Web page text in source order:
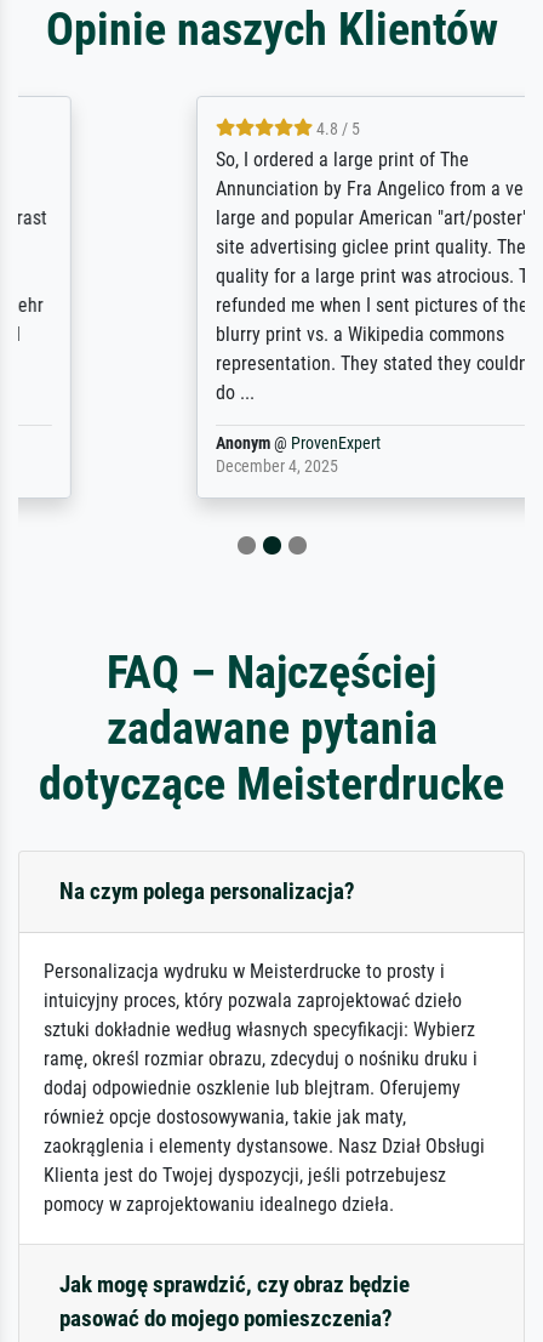
Opinie naszych Klientów
4.8 / 5
So, I ordered a large print of The
Annunciation by Fra Angelico from a very
large and popular American "art/poster"
site advertising giclee print quality. The
quality for a large print was atrocious. They
refunded me when I sent pictures of the
blurry print vs. a Wikipedia commons
representation. They stated they couldn't
ProvenExpert
December 4, 2025
FAQ – Najczęściej
zadawane pytania
dotyczące Meisterdrucke
Na czym polega personalizacja?
Personalizacja wydruku w Meisterdrucke to prosty i
intuicyjny proces, który pozwala zaprojektować dzieło
sztuki dokładnie według własnych specyfikacji: Wybierz
ramę, określ rozmiar obrazu, zdecyduj o nośniku druku i
dodaj odpowiednie oszklenie lub blejtram. Oferujemy
również opcje dostosowywania, takie jak maty,
zaokrąglenia i elementy dystansowe. Nasz Dział Obsługi
Klienta jest do Twojej dyspozycji, jeśli potrzebujesz
pomocy w zaprojektowaniu idealnego dzieła.
Jak mogę sprawdzić, czy obraz będzie
pasować do mojego pomieszczenia?